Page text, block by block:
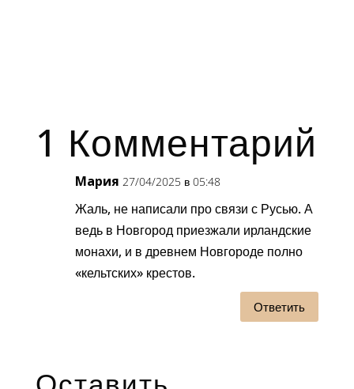
1 Комментарий
Мария 27/04/2025 в 05:48
Жаль, не написали про связи с Русью. А
ведь в Новгород приезжали ирландские
монахи, и в древнем Новгороде полно
«кельтских» крестов.
Ответить